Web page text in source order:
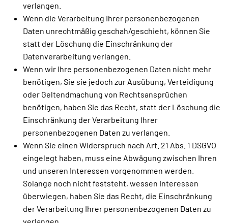
verlangen.
Wenn die Verarbeitung Ihrer personenbezogenen
Daten unrechtmäßig geschah/geschieht, können Sie
statt der Löschung die Einschränkung der
Datenverarbeitung verlangen.
Wenn wir Ihre personenbezogenen Daten nicht mehr
benötigen, Sie sie jedoch zur Ausübung, Verteidigung
oder Geltendmachung von Rechtsansprüchen
benötigen, haben Sie das Recht, statt der Löschung die
Einschränkung der Verarbeitung Ihrer
personenbezogenen Daten zu verlangen.
Wenn Sie einen Widerspruch nach Art. 21 Abs. 1 DSGVO
eingelegt haben, muss eine Abwägung zwischen Ihren
und unseren Interessen vorgenommen werden.
Solange noch nicht feststeht, wessen Interessen
überwiegen, haben Sie das Recht, die Einschränkung
der Verarbeitung Ihrer personenbezogenen Daten zu